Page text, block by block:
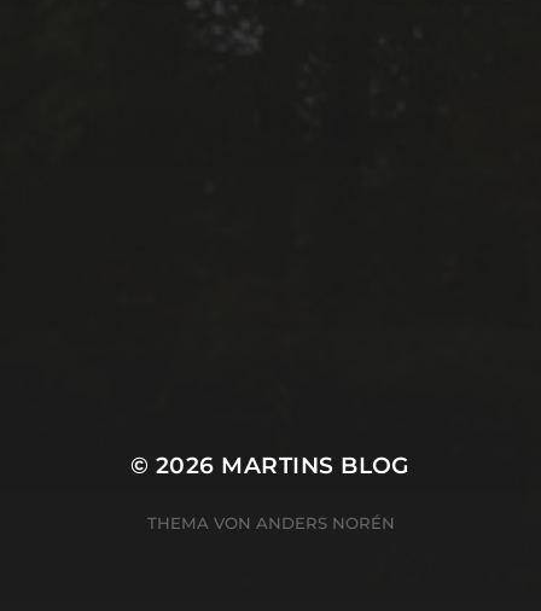
© 2026 MARTINS BLOG
THEMA VON ANDERS NORÉN